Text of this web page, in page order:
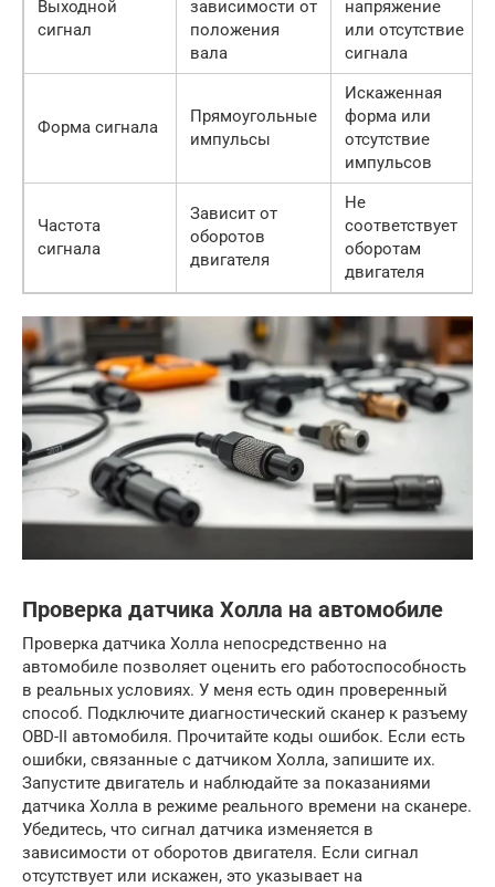
Выходной
сигнал
зависимости от
положения
вала
напряжение
или отсутствие
сигнала
Форма сигнала
Прямоугольные
импульсы
Искаженная
форма или
отсутствие
импульсов
Частота
сигнала
Зависит от
оборотов
двигателя
Не
соответствует
оборотам
двигателя
Проверка датчика Холла на автомобиле
Проверка датчика Холла непосредственно на
автомобиле позволяет оценить его работоспособность
в реальных условиях. У меня есть один проверенный
способ. Подключите диагностический сканер к разъему
OBD-II автомобиля. Прочитайте коды ошибок. Если есть
ошибки, связанные с датчиком Холла, запишите их.
Запустите двигатель и наблюдайте за показаниями
датчика Холла в режиме реального времени на сканере.
Убедитесь, что сигнал датчика изменяется в
зависимости от оборотов двигателя. Если сигнал
отсутствует или искажен, это указывает на